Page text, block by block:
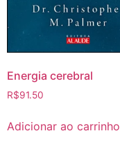
Energia cerebral
R$91.50
Adicionar ao carrinho